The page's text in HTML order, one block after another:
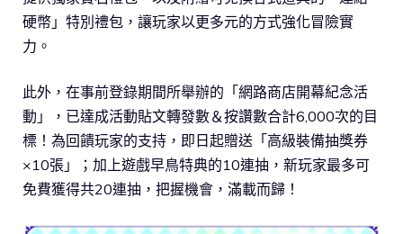
硬幣」特別禮包，讓玩家以更多元的方式強化冒險實
力。
此外，在事前登錄期間所舉辦的「網路商店開幕紀念活
動」，已達成活動貼文轉發數＆按讚數合計6,000次的目
標！為回饋玩家的支持，即日起贈送「高級裝備抽獎券
×10張」；加上遊戲早鳥特典的10連抽，新玩家最多可
免費獲得共20連抽，把握機會，滿載而歸！